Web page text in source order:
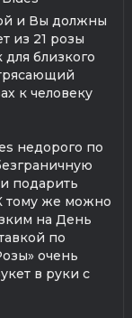
и Вы должны
из 21 розы
близкого
к человеку
недорого по
подарить
тому же можно
на День
по
очень
в руки с